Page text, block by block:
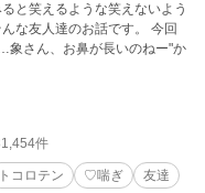
と笑えるような笑えないよう
友人達のお話です。 今回
象さん、お鼻が長いのねー"か
件
トコロテン ♡喘ぎ
友達